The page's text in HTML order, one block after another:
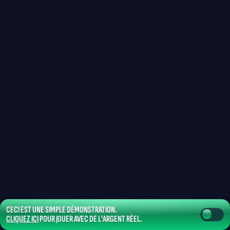
CECI EST UNE SIMPLE DÉMONSTRATION.
CLIQUEZ ICIPOUR JOUER AVEC DE L'ARGENT RÉEL.